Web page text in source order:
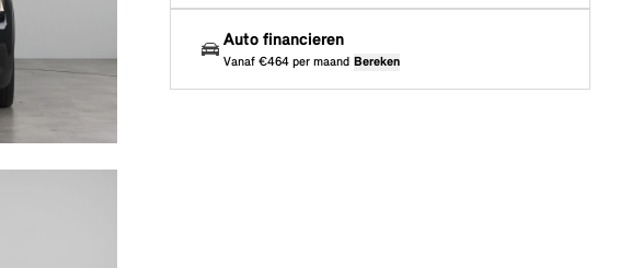
Auto financieren
Vanaf €464 per maand Bereken